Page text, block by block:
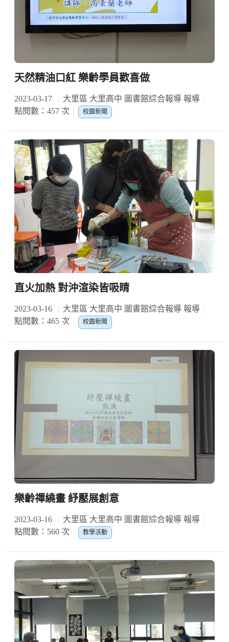
天然精油口紅 樂齡學員歡喜做
2023-03-17
大里區 大里高中 圖書館綜合報導 報導
點閱數：457 次
校園新聞
直火加熱 對沖渲染皆吸睛
2023-03-16
大里區 大里高中 圖書館綜合報導 報導
點閱數：465 次
校園新聞
樂齡禪繞畫 紓壓展創意
2023-03-16
大里區 大里高中 圖書館綜合報導 報導
點閱數：560 次
教學活動